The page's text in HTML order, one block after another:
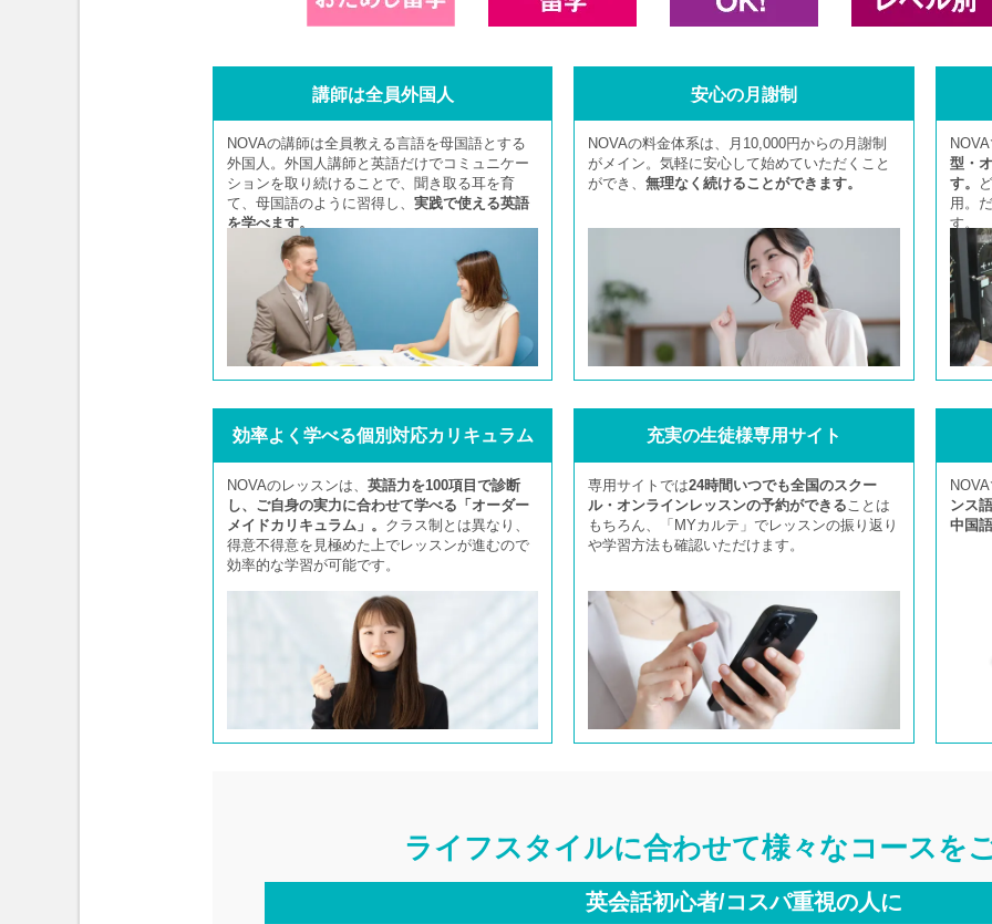
講師は全員外国人
NOVAの講師は全員教える言語を母国語とする
外国人。外国人講師と英語だけでコミュニケー
ションを取り続けることで、聞き取る耳を育
て、母国語のように習得し、 実践で使える英語
を学べます。
安心の月謝制
NOVAの料金体系は、月10,000円からの月謝制
がメイン。気軽に安心して始めていただくこと
ができ、無理なく続けることができます。
型・
す。
用。
す。
効率よく学べる個別対応カリキュラム
NOVAのレッスンは、 英語力を100項目で診断
し、ご自身の実力に合わせて学べる「オーダー
メイドカリキュラム」。 クラス制とは異なり、
得意不得意を見極めた上でレッスンが進むので
効率的な学習が可能です。
充実の生徒様専用サイト
専用サイトでは24時間いつでも全国のスクー
ル・オンラインレッスンの予約ができることは
もちろん、「MYカルテ」でレッスンの振り返り
や学習方法も確認いただけます。
ンス
中国
ライフスタイルに合わせて様々なコースを
英会話初心者/コスパ重視の人に